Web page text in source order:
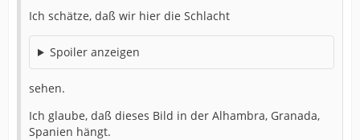
Ich schätze, daß wir hier die Schlacht
Spoiler anzeigen
sehen.
Ich glaube, daß dieses Bild in der Alhambra, Granada,
Spanien hängt.